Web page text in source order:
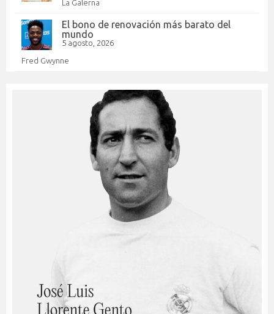
La Galerna
El bono de renovación más barato del
mundo
5 agosto, 2026
Fred Gwynne